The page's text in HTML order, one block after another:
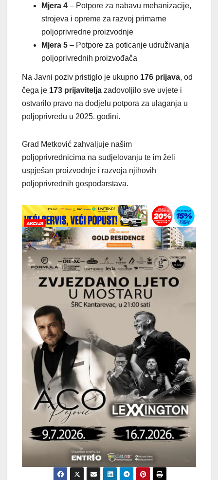
Mjera 4 – Potpore za nabavu mehanizacije,
strojeva i opreme za razvoj primarne
poljoprivredne proizvodnje
Mjera 5 – Potpore za poticanje udruživanja
poljoprivrednih proizvođača
Na Javni poziv pristiglo je ukupno 176 prijava, od
čega je 173 prijavitelja zadovoljilo sve uvjete i
ostvarilo pravo na dodjelu potpora za ulaganja u
poljoprivredu u 2025. godini.
Grad Metković zahvaljuje našim
poljoprivrednicima na sudjelovanju te im želi
uspješan proizvodnje i razvoja njihovih
poljoprivrednih gospodarstava.